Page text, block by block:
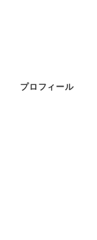
プロフィール